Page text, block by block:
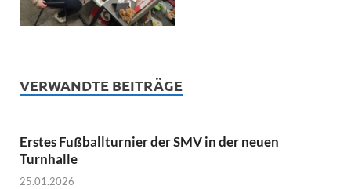
VERWANDTE BEITRÄGE
Erstes Fußballturnier der SMV in der neuen
Turnhalle
25.01.2026